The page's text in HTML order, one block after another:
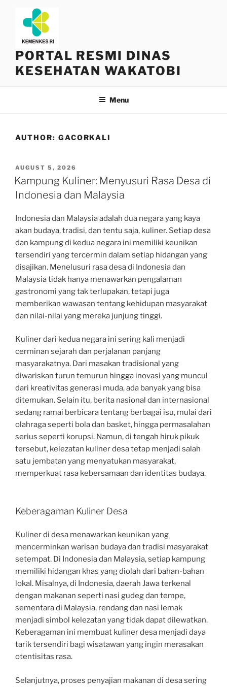
content
PORTAL RESMI DINAS
KESEHATAN WAKATOBI
Menu
AUTHOR: GACORKALI
POSTED
ON
AUGUST 5, 2026
Kampung Kuliner: Menyusuri Rasa Desa di
Indonesia dan Malaysia
Indonesia dan Malaysia adalah dua negara yang kaya
akan budaya, tradisi, dan tentu saja, kuliner. Setiap desa
dan kampung di kedua negara ini memiliki keunikan
tersendiri yang tercermin dalam setiap hidangan yang
disajikan. Menelusuri rasa desa di Indonesia dan
Malaysia tidak hanya menawarkan pengalaman
gastronomi yang tak terlupakan, tetapi juga
memberikan wawasan tentang kehidupan masyarakat
dan nilai-nilai yang mereka junjung tinggi.
Kuliner dari kedua negara ini sering kali menjadi
cerminan sejarah dan perjalanan panjang
masyarakatnya. Dari masakan tradisional yang
diwariskan turun temurun hingga inovasi yang muncul
dari kreativitas generasi muda, ada banyak yang bisa
ditemukan. Selain itu, berita nasional dan internasional
sedang ramai berbicara tentang berbagai isu, mulai dari
olahraga seperti bola dan basket, hingga permasalahan
serius seperti korupsi. Namun, di tengah hiruk pikuk
tersebut, kelezatan kuliner desa tetap menjadi salah
satu jembatan yang menyatukan masyarakat,
memperkuat rasa kebersamaan dan identitas budaya.
Keberagaman Kuliner Desa
Kuliner di desa menawarkan keunikan yang
mencerminkan warisan budaya dan tradisi masyarakat
setempat. Di Indonesia dan Malaysia, setiap kampung
memiliki hidangan khas yang diolah dari bahan-bahan
lokal. Misalnya, di Indonesia, daerah Jawa terkenal
dengan makanan seperti nasi gudeg dan tempe,
sementara di Malaysia, rendang dan nasi lemak
menjadi simbol kelezatan yang tidak dapat dilewatkan.
Keberagaman ini membuat kuliner desa menjadi daya
tarik tersendiri bagi wisatawan yang ingin merasakan
otentisitas rasa.
Selanjutnya, proses penyajian makanan di desa sering